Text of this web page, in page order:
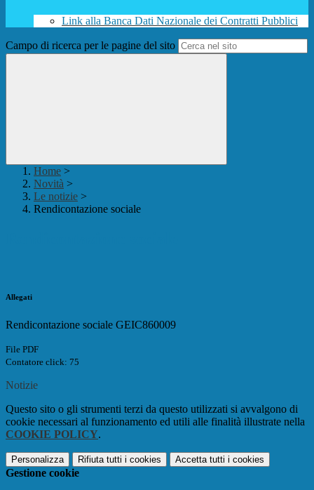
Link alla Banca Dati Nazionale dei Contratti Pubblici
Campo di ricerca per le pagine del sito
Home >
Novità >
Le notizie >
Rendicontazione sociale
Allegati
Rendicontazione sociale GEIC860009
File PDF
Contatore click: 75
Notizie
Questo sito o gli strumenti terzi da questo utilizzati si avvalgono di
cookie necessari al funzionamento ed utili alle finalità illustrate nella
COOKIE POLICY.
Personalizza Rifiuta tutti i cookies Accetta tutti i cookies
Gestione cookie